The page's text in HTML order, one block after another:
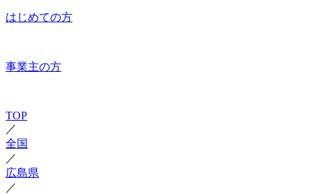
はじめての方
事業主の方
TOP
／
全国
／
広島県
／